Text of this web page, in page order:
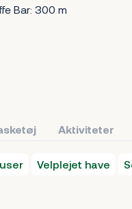
Bar: 300 m
Aktiviteter
Velplejet have